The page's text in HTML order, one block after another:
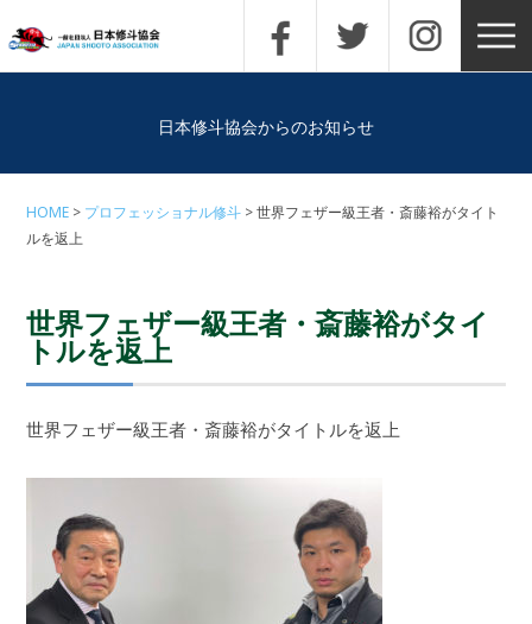
日本修斗協会からのお知らせ
HOME プロフェッショナル修斗
世界フェザー級王者・斎藤裕がタイト
ルを返上
世界フェザー級王者・斎藤裕がタイ
トルを返上
世界フェザー級王者・斎藤裕がタイトルを返上